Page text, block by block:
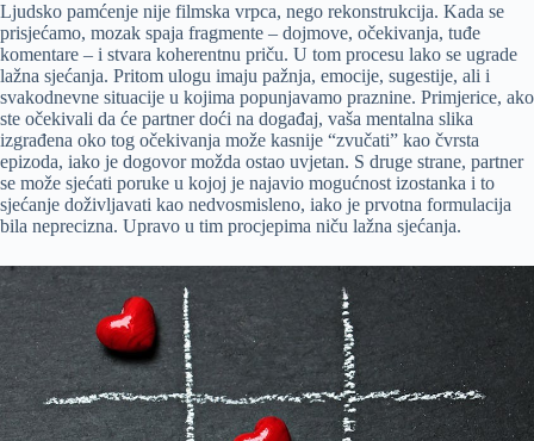
Ljudsko pamćenje nije filmska vrpca, nego rekonstrukcija. Kada se
prisjećamo, mozak spaja fragmente – dojmove, očekivanja, tuđe
komentare – i stvara koherentnu priču. U tom procesu lako se ugrade
lažna sjećanja. Pritom ulogu imaju pažnja, emocije, sugestije, ali i
svakodnevne situacije u kojima popunjavamo praznine. Primjerice, ako
ste očekivali da će partner doći na događaj, vaša mentalna slika
izgrađena oko tog očekivanja može kasnije “zvučati” kao čvrsta
epizoda, iako je dogovor možda ostao uvjetan. S druge strane, partner
se može sjećati poruke u kojoj je najavio mogućnost izostanka i to
sjećanje doživljavati kao nedvosmisleno, iako je prvotna formulacija
bila neprecizna. Upravo u tim procjepima niču lažna sjećanja.